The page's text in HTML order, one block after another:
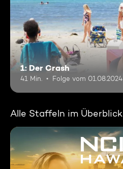
1: Der Crash
41 Min. Folge vom 01.08.2024
Alle Staffeln im Überblick